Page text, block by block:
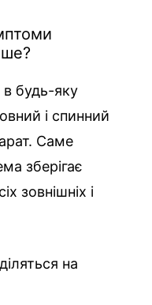
в будь-яку
і спинний
Саме
зберігає
зовнішніх і
на